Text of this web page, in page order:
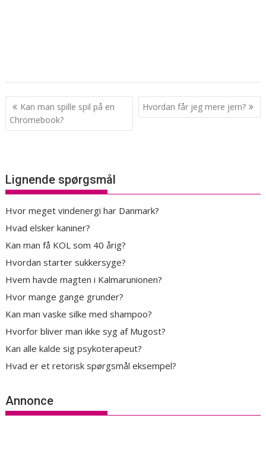
Indlægsnavigation
Kan man spille spil på en
Chromebook?
Hvordan får jeg mere jern?
Lignende spørgsmål
Hvor meget vindenergi har Danmark?
Hvad elsker kaniner?
Kan man få KOL som 40 årig?
Hvordan starter sukkersyge?
Hvem havde magten i Kalmarunionen?
Hvor mange gange grunder?
Kan man vaske silke med shampoo?
Hvorfor bliver man ikke syg af Mugost?
Kan alle kalde sig psykoterapeut?
Hvad er et retorisk spørgsmål eksempel?
Annonce